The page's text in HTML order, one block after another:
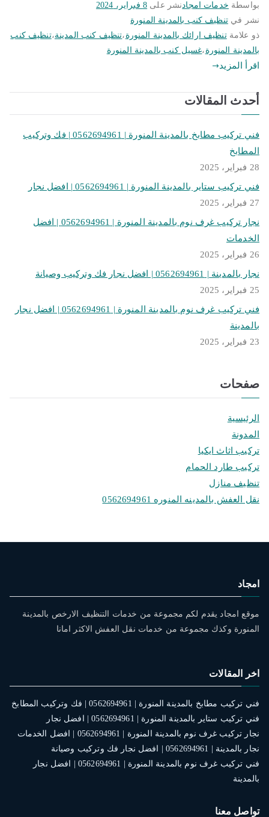
بواسطة خدمات امجادنشر على 8 فبراير، 2024
نشر فيتنظيف كنب بالمدينة المنورة
ذو علامةتنظيف ارائك بالمدينة المنورة ،تنظيف كنب المدينة،تنظيف كنب
بالمدينة المنورة ،غسيل كنب بالمدينة المنورة
اقرأ المزيد
أحدث المقالات
فني تركيب مطابخ بالمدينة المنورة | 0562694961 | فك وتركيب
المطابخ
28 فبراير، 2025
فني تركيب ستاير بالمدينة المنورة | 0562694961 | افضل نجار
27 فبراير، 2025
نجار تركيب غرف نوم بالمدينة المنورة | 0562694961 | افضل
الخدمات
26 فبراير، 2025
نجار بالمدينة | 0562694961 | افضل نجار فك وتركيب وصيانة
25 فبراير، 2025
فني تركيب غرف نوم بالمدينة المنورة | 0562694961 | افضل نجار
بالمدينة
23 فبراير، 2025
صفحات
الرئيسية
المدونة
تركيب اثاث ايكيا
تركيب طارد الحمام
تنظيف منازل
نقل العفش بالمدينه المنوره 0562694961
امجاد
موقع امجاد يقدم لكم مجموعة من خدمات التنظيف الارخص بالمدينة
المنورة وكذك مجموعة من خدمات نقل العفش الاكثر امانا
اخر المقالات
فني تركيب مطابخ بالمدينة المنورة | 0562694961 | فك وتركيب المطابخ
فني تركيب ستاير بالمدينة المنورة | 0562694961 | افضل نجار
نجار تركيب غرف نوم بالمدينة المنورة | 0562694961 | افضل الخدمات
نجار بالمدينة | 0562694961 | افضل نجار فك وتركيب وصيانة
فني تركيب غرف نوم بالمدينة المنورة | 0562694961 | افضل نجار
بالمدينة
تواصل معنا